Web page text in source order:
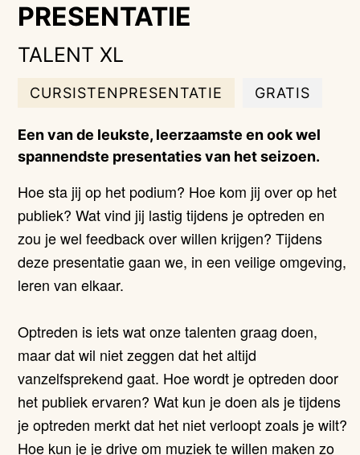
PRESENTATIE
TALENT XL
CURSISTENPRESENTATIE GRATIS
Een van de leukste, leerzaamste en ook wel
spannendste presentaties van het seizoen.
Hoe sta jij op het podium? Hoe kom jij over op het
publiek? Wat vind jij lastig tijdens je optreden en
zou je wel feedback over willen krijgen? Tijdens
deze presentatie gaan we, in een veilige omgeving,
leren van elkaar.
Optreden is iets wat onze talenten graag doen,
maar dat wil niet zeggen dat het altijd
vanzelfsprekend gaat. Hoe wordt je optreden door
het publiek ervaren? Wat kun je doen als je tijdens
je optreden merkt dat het niet verloopt zoals je wilt?
Hoe kun je je drive om muziek te willen maken zo